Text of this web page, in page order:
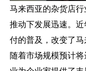
马来西亚的杂货店
推动下发展迅速。
付的普及，改变了马
随着市场规模预计